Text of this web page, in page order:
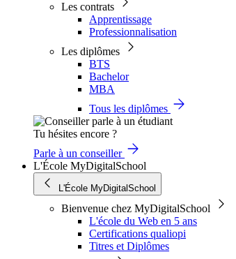
Les contrats
Apprentissage
Professionnalisation
Les diplômes
BTS
Bachelor
MBA
Tous les diplômes
Tu hésites encore ?
Parle à un conseiller
L'École MyDigitalSchool
L'École MyDigitalSchool
Bienvenue chez MyDigitalSchool
L'école du Web en 5 ans
Certifications qualiopi
Titres et Diplômes